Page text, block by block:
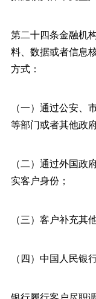
第二十四条金融机
料、数据或者信息
方式：
（一）通过公安
等部门或者其他政
（二）通过外国
实客户身份；
（三）客户补充其
（四）中国人民银